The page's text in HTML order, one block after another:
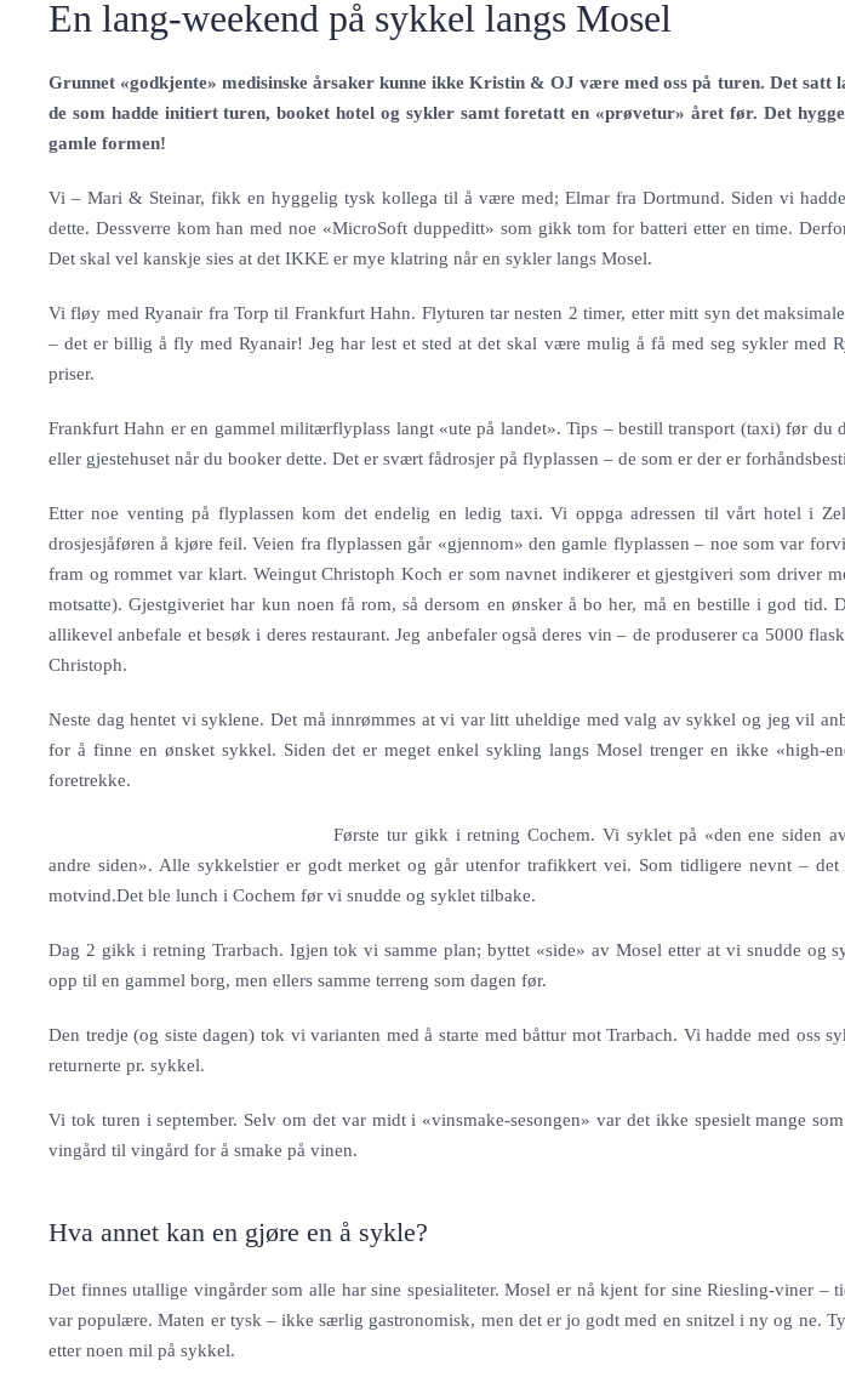
En lang-weekend på sykkel langs Mosel
Grunnet «godkjente» medisinske årsaker kunne ikke Kristin & OJ være med oss på turen. Det satt
de som hadde initiert turen, booket hotel og sykler samt foretatt en «prøvetur» året før. Det
gamle formen!
Vi – Mari & Steinar, fikk en hyggelig tysk kollega til å være med; Elmar fra Dortmund. Siden vi
dette. Dessverre kom han med noe «MicroSoft duppeditt» som gikk tom for batteri etter en time.
Det skal vel kanskje sies at det IKKE er mye klatring når en sykler langs Mosel.
Vi fløy med Ryanair fra Torp til Frankfurt Hahn. Flyturen tar nesten 2 timer, etter mitt syn det
– det er billig å fly med Ryanair! Jeg har lest et sted at det skal være mulig å få med seg sykler med
priser.
Frankfurt Hahn er en gammel militærflyplass langt «ute på landet». Tips – bestill transport (taxi) før du
eller gjestehuset når du booker dette. Det er svært fådrosjer på flyplassen – de som er der er
Etter noe venting på flyplassen kom det endelig en ledig taxi. Vi oppga adressen til vårt hotel i
drosjesjåføren å kjøre feil. Veien fra flyplassen går «gjennom» den gamle flyplassen – noe som var
fram og rommet var klart. Weingut Christoph Koch er som navnet indikerer et gjestgiveri som driver
motsatte). Gjestgiveriet har kun noen få rom, så dersom en ønsker å bo her, må en bestille i god tid.
allikevel anbefale et besøk i deres restaurant. Jeg anbefaler også deres vin – de produserer ca 5000
Christoph.
Neste dag hentet vi syklene. Det må innrømmes at vi var litt uheldige med valg av sykkel og jeg vil
for å finne en ønsket sykkel. Siden det er meget enkel sykling langs Mosel trenger en ikke «high-
foretrekke.
Første tur gikk i retning Cochem. Vi syklet på «den ene siden
andre siden». Alle sykkelstier er godt merket og går utenfor trafikkert vei. Som tidligere nevnt –
motvind.Det ble lunch i Cochem før vi snudde og syklet tilbake.
Dag 2 gikk i retning Trarbach. Igjen tok vi samme plan; byttet «side» av Mosel etter at vi snudde og
opp til en gammel borg, men ellers samme terreng som dagen før.
Den tredje (og siste dagen) tok vi varianten med å starte med båttur mot Trarbach. Vi hadde med oss
returnerte pr. sykkel.
Vi tok turen i september. Selv om det var midt i «vinsmake-sesongen» var det ikke spesielt mange
vingård til vingård for å smake på vinen.
Hva annet kan en gjøre en å sykle?
Det finnes utallige vingårder som alle har sine spesialiteter. Mosel er nå kjent for sine Riesling-viner –
var populære. Maten er tysk – ikke særlig gastronomisk, men det er jo godt med en snitzel i ny og ne.
etter noen mil på sykkel.